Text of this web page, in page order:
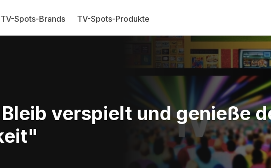
TV-Spots-Brands TV-Spots-Produkte
verspielt und genieße